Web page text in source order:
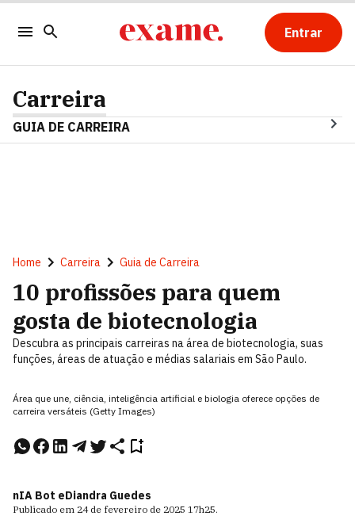
Entrar
Carreira
GUIA DE CARREIRA
Home Carreira Guia de Carreira
10 profissões para quem
gosta de biotecnologia
Descubra as principais carreiras na área de biotecnologia, suas
funções, áreas de atuação e médias salariais em São Paulo.
Área que une, ciência, inteligência artificial e biologia oferece opções de
carreira versáteis (Getty Images)
nIA Bot eDiandra Guedes
Publicado em 24 de fevereiro de 2025 17h25.